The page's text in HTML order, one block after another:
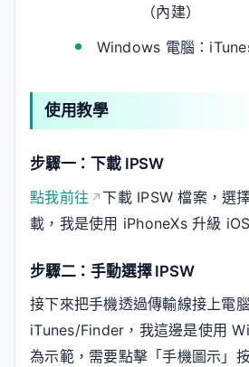
（內建）
Windows 電腦：
使用教學
步驟一：下載 IPSW
點我前往
下載 IPSW 檔案，選
載，我是使用 iPhoneXs 升級
步驟二：手動選擇 IPSW
接下來把手機透過傳輸線接上電
iTunes/Finder，我這邊是使用
為示範，需要點擊「手機圖示」